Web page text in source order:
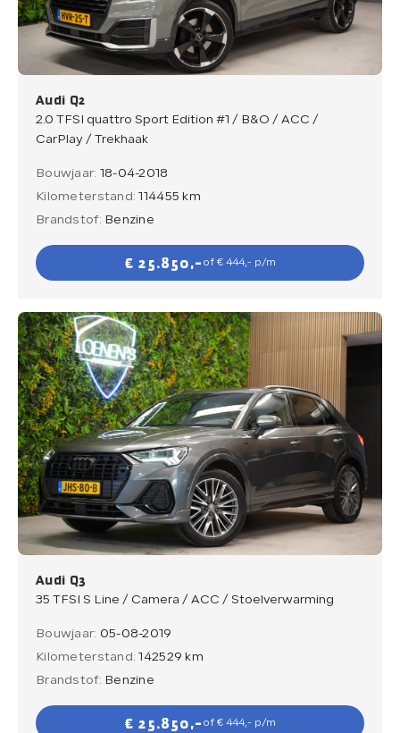
Verkocht
Contact
Direct contact
Direct contact
info@loenensautobedrijf.nl
+31 6 23892532
Adres
De Groendijck 43
3466 NJ Waarder
Audi Q2
2.0 TFSI quattro Sport Edition #1 / B&O / ACC /
CarPlay / Trekhaak
Bouwjaar: 18-04-2018
Kilometerstand:114455 km
Brandstof: Benzine
€ 25.850,- of € 444,- p/m
Audi Q3
35 TFSI S Line / Camera / ACC / Stoelverwarming
Bouwjaar: 05-08-2019
Kilometerstand:142529 km
Brandstof: Benzine
€ 25.850,- of € 444,- p/m